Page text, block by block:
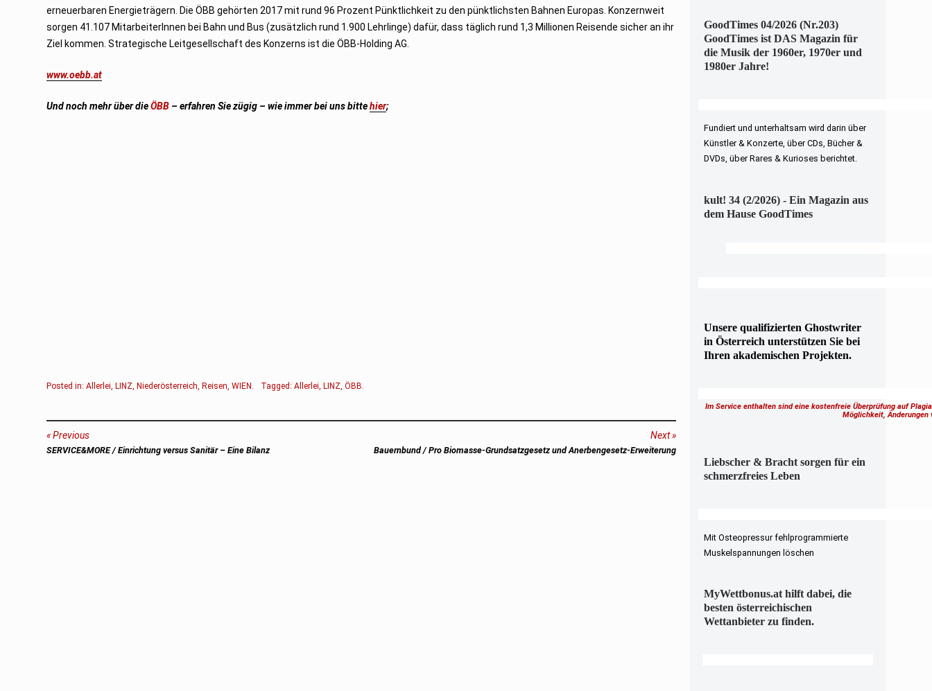
erneuerbaren Energieträgern. Die ÖBB gehörten 2017 mit rund 96 Prozent Pünktlichkeit zu den pünktlichsten Bahnen Europas. Konzernweit
sorgen 41.107 MitarbeiterInnen bei Bahn und Bus (zusätzlich rund 1.900 Lehrlinge) dafür, dass täglich rund 1,3 Millionen Reisende sicher an ihr
Ziel kommen. Strategische Leitgesellschaft des Konzerns ist die ÖBB-Holding AG.
www.oebb.at
Und noch mehr über dieÖBB – erfahren Sie zügig – wie immer bei uns bittehier;
Posted in:Allerlei ,LINZ ,Niederösterreich ,Reisen ,WIEN Tagged:Allerlei ,LINZ ,ÖBB
Beitragsnavigation
Previous
Previous
SERVICE&MORE / Einrichtung versus Sanitär – Eine Bilanz
Next
Next
Bauernbund / Pro Biomasse-Grundsatzgesetz und Anerbengesetz-Erweiterung
GoodTimes 04/2026 (Nr.203)
GoodTimes ist DAS Magazin für
die Musik der 1960er, 1970er und
1980er Jahre!
Fundiert und unterhaltsam wird darin über
Künstler & Konzerte, über CDs, Bücher &
DVDs, über Rares & Kurioses berichtet.
kult! 34 (2/2026) - Ein Magazin aus
dem Hause GoodTimes
Unsere qualifizierten Ghostwriter
in Österreich unterstützen Sie bei
Ihren akademischen Projekten.
Im Service enthalten sind eine kostenfreie Überprüfung auf
Möglichkeit,
Liebscher & Bracht sorgen für ein
schmerzfreies Leben
Mit Osteopressur fehlprogrammierte
Muskelspannungen löschen
MyWettbonus.at hilft dabei, die
besten österreichischen
Wettanbieter zu finden.